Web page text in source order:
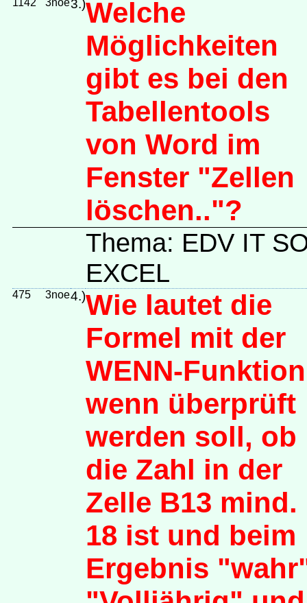
1142 3noe3.)Welche
Möglichkeiten
gibt es bei den
Tabellentools
von Word im
Fenster "Zellen
löschen.."?
Thema: EDV IT
EXCEL
475 3noe4.)Wie lautet die
Formel mit der
WENN-
wenn überprüft
werden soll, ob
die Zahl in der
Zelle B13 mind.
18 ist und beim
Ergebnis